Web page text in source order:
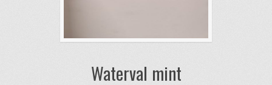
Waterval mint